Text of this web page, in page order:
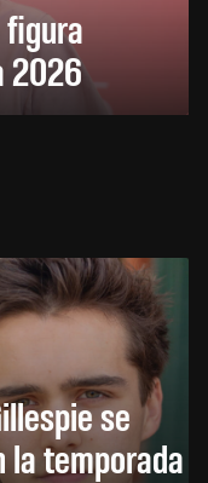
figura
2026
se
la temporada